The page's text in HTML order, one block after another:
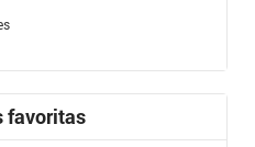
favoritas